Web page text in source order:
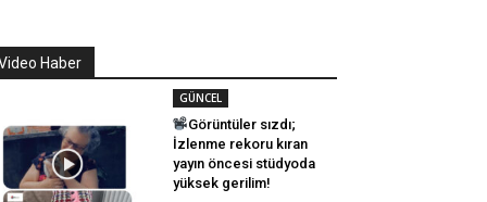
Haber
GÜNCEL
Görüntüler sızdı;
İzlenme rekoru kıran
yayın öncesi stüdyoda
yüksek gerilim!